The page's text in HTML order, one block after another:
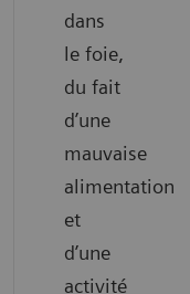
dans
le foie,
du fait
d’une
mauvaise
alimentation
et
d’une
activité